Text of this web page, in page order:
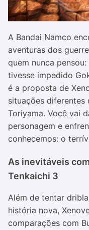
A Bandai Namco
aventuras dos
quem nunca
tivesse impedido
é a proposta de
situações diferentes
Toriyama. Você vai
personagem e
conhecemos: o
As inevitáveis
Tenkaichi 3
Além de tentar
história nova,
comparações com